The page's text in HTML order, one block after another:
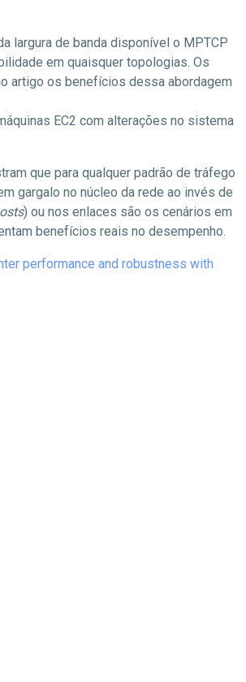
largura de banda disponível o MPTCP
em quaisquer topologias. Os
artigo os benefícios dessa abordagem
EC2 com alterações no sistema
que para qualquer padrão de tráfego
gargalo no núcleo da rede ao invés de
) ou nos enlaces são os cenários em
benefícios reais no desempenho.
performance and robustness with